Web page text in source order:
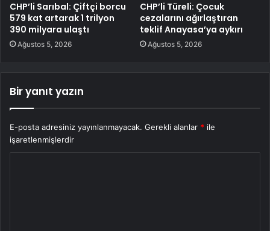
CHP’li Sarıbal: Çiftçi borcu
579 kat artarak 1 trilyon
390 milyara ulaştı
Ağustos 5, 2026
CHP’li Türeli: Çocuk
cezalarını ağırlaştıran
teklif Anayasa’ya aykırı
Ağustos 5, 2026
Bir yanıt yazın
E-posta adresiniz yayınlanmayacak. Gerekli alanlar * ile
işaretlenmişlerdir